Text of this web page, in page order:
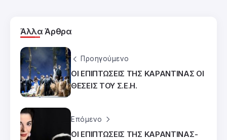
Άλλα Άρθρα
Προηγούμενο
ΟΙ ΕΠΙΠΤΩΣΕΙΣ ΤΗΣ ΚΑΡΑΝΤΙΝΑΣ ΟΙ
ΘΕΣΕΙΣ ΤΟΥ Σ.Ε.Η.
Επόμενο
ΟΙ ΕΠΙΠΤΩΣΕΙΣ ΤΗΣ ΚΑΡΑΝΤΙΝΑΣ-